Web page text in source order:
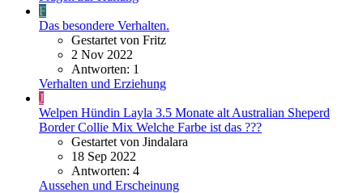
F
Das besondere Verhalten.
Gestartet von Fritz
2 Nov 2022
Antworten: 1
Verhalten und Erziehung
J
Welpen Hündin Layla 3.5 Monate alt Australian Sheperd
Border Collie Mix Welche Farbe ist das ???
Gestartet von Jindalara
18 Sep 2022
Antworten: 4
Aussehen und Erscheinung